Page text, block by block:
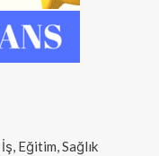
Eğitim, Sağlık